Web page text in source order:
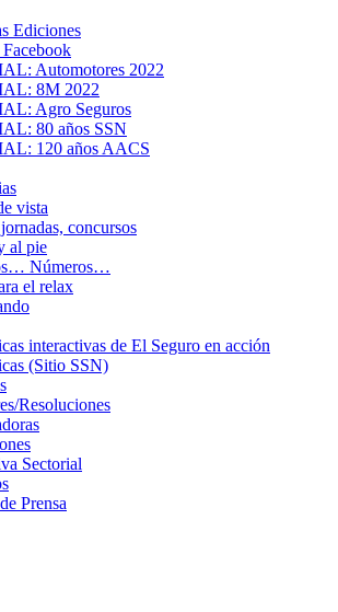
Ediciones
Automotores 2022
8M 2022
Agro Seguros
80 años SSN
120 años AACS
vista
concursos
al pie
Números…
el relax
interactivas de El Seguro en acción
(Sitio SSN)
Resoluciones
Sectorial
Prensa